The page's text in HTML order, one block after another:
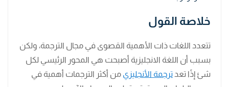
خلاصة القول
تتعدد اللغات ذات الأهمية القصوى في مجال الترجمة، ولكن
بسبب أن اللغة الانجليزية أصبحت هي المحور الرئيسي لكل
شئ إذًا تعد ترجمة الأنجليزي من أكثر الترجمات أهمية في